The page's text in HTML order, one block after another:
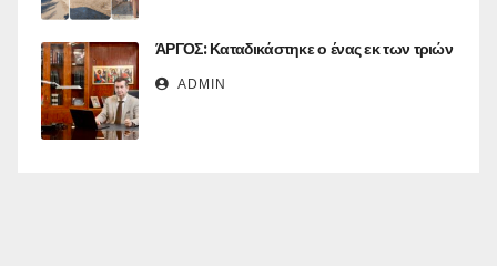
ΆΡΓΟΣ: Καταδικάστηκε ο ένας εκ των τριών
ADMIN